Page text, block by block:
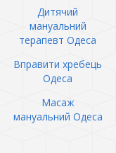
Дитячий
мануальний
терапевт Одеса
Вправити хребець
Одеса
Масаж
мануальний Одеса